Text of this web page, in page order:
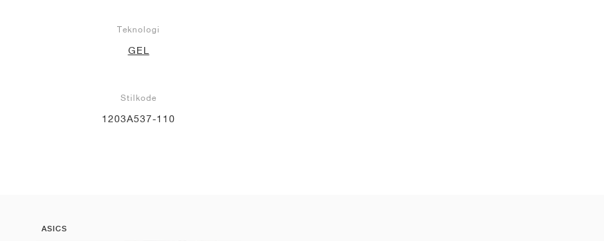
Teknologi
GEL
Stilkode
1203A537-110
ASICS